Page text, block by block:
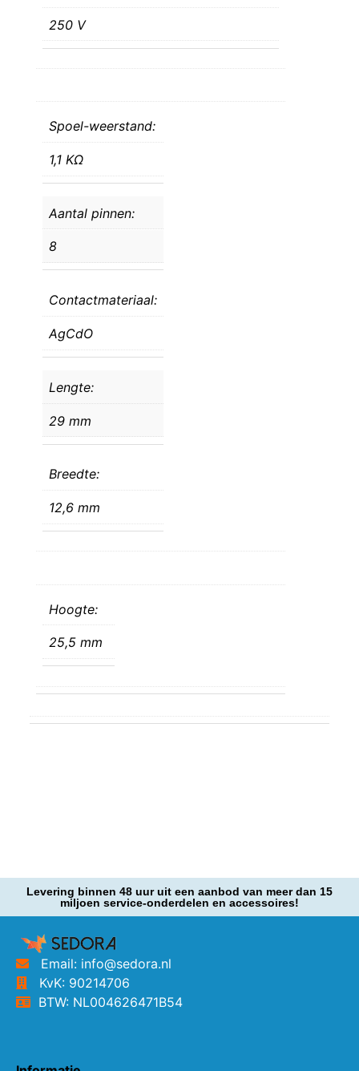
250 V
Spoel-weerstand:
1,1 KΩ
Aantal pinnen:
8
Contactmateriaal:
AgCdO
Lengte:
29 mm
Breedte:
12,6 mm
Hoogte:
25,5 mm
Levering binnen 48 uur uit een aanbod van meer dan 15
miljoen service-onderdelen en accessoires!
Email: info@sedora.nl
KvK: 90214706
BTW: NL004626471B54